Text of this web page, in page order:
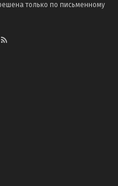
только по письменному